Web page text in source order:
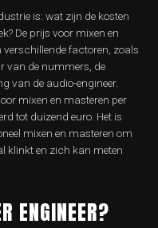
is: wat zijn de kosten
De prijs voor mixen en
factoren, zoals
van de nummers, de
van de audio-engineer.
mixen en masteren per
tot duizend euro. Het is
mixen en masteren om
klinkt en zich kan meten
ENGINEER?